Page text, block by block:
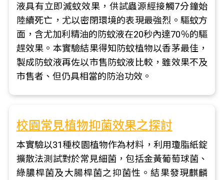
液具有立即滅蚊效果，供試蟲源經接觸7分鐘始
陸續死亡，尤以密閉環境的表現最強烈。驅蚊方
面，含尤加利精油的防蚊液在20秒內達70％的驅
趕效果。本實驗結果得知防蚊植物以香茅最佳，
製成防蚊液再佐以市售防蚊液比較，雖效果不及
市售者、但仍具相當的防治功效。
校園常見植物抑菌效果之探討
本實驗以31種校園植物作為材料，利用瓊脂紙錠
擴散法測試對於常見細菌，包括金黃葡萄球菌、
綠膿桿菌及大腸桿菌之抑菌性。結果發現麒麟